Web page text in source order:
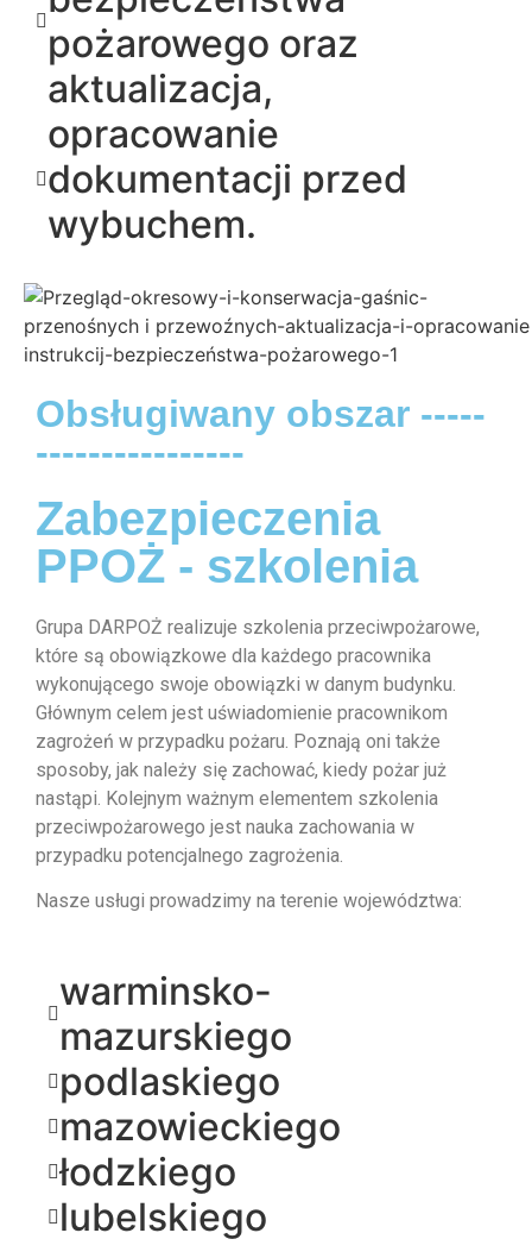
pożarowego oraz
aktualizacja,
opracowanie
dokumentacji przed
wybuchem.
Obsługiwany obszar -----
----------------
Zabezpieczenia
PPOŻ - szkolenia
Grupa DARPOŻ realizuje szkolenia przeciwpożarowe,
które są obowiązkowe dla każdego pracownika
wykonującego swoje obowiązki w danym budynku.
Głównym celem jest uświadomienie pracownikom
zagrożeń w przypadku pożaru. Poznają oni także
sposoby, jak należy się zachować, kiedy pożar już
nastąpi. Kolejnym ważnym elementem szkolenia
przeciwpożarowego jest nauka zachowania w
przypadku potencjalnego zagrożenia.
Nasze usługi prowadzimy na terenie województwa:
warminsko-
mazurskiego
podlaskiego
mazowieckiego
łodzkiego
lubelskiego